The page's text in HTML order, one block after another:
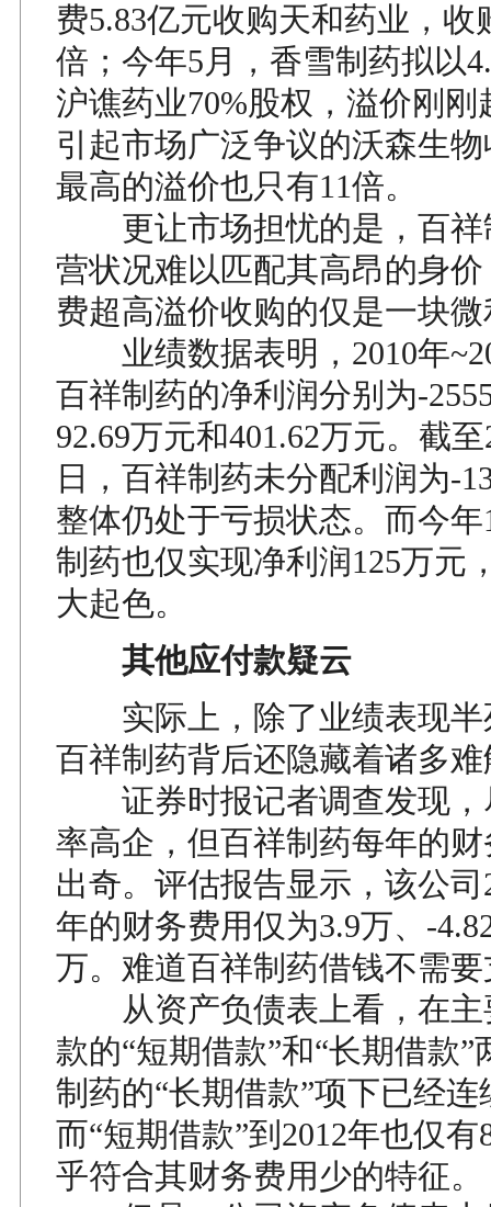
费5.83亿元收购天和药业，收
倍；今年5月，香雪制药拟以
沪谯药业70%股权，溢价刚刚
引起市场广泛争议的沃森生
最高的溢价也只有11倍。
更让市场担忧的是，百祥
营状况难以匹配其高昂的身
费超高溢价收购的仅是一块
业绩数据表明，2010年
百祥制药的净利润分别为-
92.69万元和401.62万元。截
日，百祥制药未分配利润为-
整体仍处于亏损状态。而今年
制药也仅实现净利润125万元
大起色。
其他应付款疑云
实际上，除了业绩表现半
百祥制药背后还隐藏着诸多
证券时报记者调查发现，
率高企，但百祥制药每年的
出奇。评估报告显示，该公司
年的财务费用仅为3.9万、-
万。难道百祥制药借钱不需
从资产负债表上看，在主
款的“短期借款”和“长期借款”
制药的“长期借款”项下已经
而“短期借款”到2012年也仅有
乎符合其财务费用少的特征。